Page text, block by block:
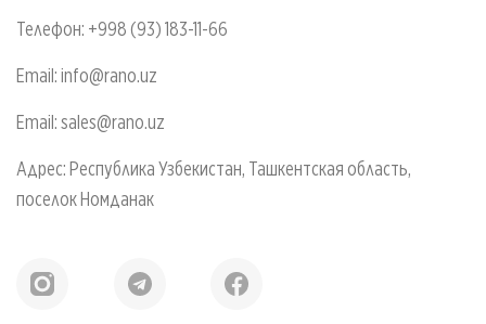
Телефон: +998 (93) 183-11-66
Email:info@rano.uz
Email:sales@rano.uz
Адрес: Республика Узбекистан, Ташкентская область,
поселок Номданак